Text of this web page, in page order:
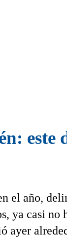
este
el año,
ya casi
ayer